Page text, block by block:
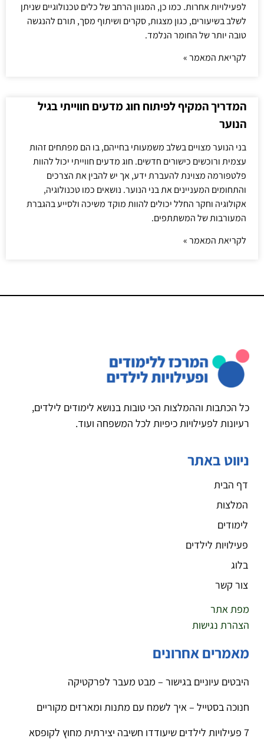
לפעילויות אחרות. כמו כן, המגוון הרחב של כלים טכנולוגיים שניתן
לשלב בשיעורים, כגון מצגות, סקרים ושיתוף מסך, תורם להנגשה
טובה יותר של החומר הנלמד.
לקריאת המאמר »
המדריך המקיף לפיתוח חוג מדעים חווייתי בגיל
הנוער
בני הנוער מצויים בשלב משמעותי בחייהם, בו הם מפתחים זהות
עצמית ורוכשים כישורים חדשים. חוג מדעים חווייתי יכול להוות
פלטפורמה מצוינת להעברת ידע, אך יש להבין את הצרכים
והתחומים המעניינים את בני הנוער. נושאים כמו טכנולוגיה,
אקולוגיה וחקר החלל יכולים להוות מוקד משיכה ולסייע בהגברת
המעורבות של המשתתפים.
לקריאת המאמר »
כל הכתבות וההמלצות הכי טובות בנושא לימודים לילדים,
רעיונות לפעילויות כיפיות לכל המשפחה ועוד.
ניווט באתר
דף הבית
המלצות
לימודים
פעילויות לילדים
בלוג
צור קשר
מפת אתר
הצהרת נגישות
מאמרים אחרונים
היבטים עיוניים בגישור – מבט מעבר לפרקטיקה
חנוכה בסטייל – איך לשמח עם מתנות ומארזים מקוריים
7 פעילויות לילדים שיעודדו חשיבה יצירתית מחוץ לקופסא